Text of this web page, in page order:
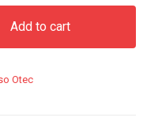
Add to cart
Otec